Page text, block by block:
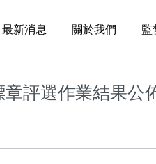
最新消息 關於我們 監
評選作業結果公